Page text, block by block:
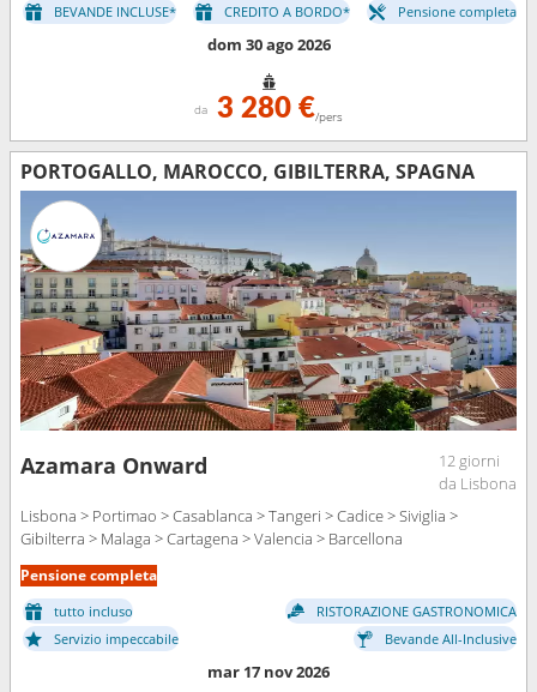
BEVANDE INCLUSE* CREDITO A BORDO* Pensione completa
dom 30 ago 2026
da 3 280 €/pers
PORTOGALLO, MAROCCO, GIBILTERRA, SPAGNA
Azamara Onward
12 giorni
da Lisbona
Lisbona > Portimao > Casablanca > Tangeri > Cadice > Siviglia >
Gibilterra > Malaga > Cartagena > Valencia > Barcellona
Pensione completa
tutto incluso
RISTORAZIONE GASTRONOMICA
Servizio impeccabile
Bevande All-Inclusive
mar 17 nov 2026